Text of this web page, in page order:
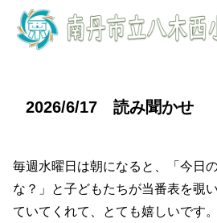
2026/6/17 読み聞かせ
毎週水曜日は朝になると、「今日
な？」と子どもたちが当番表を覗
ていてくれて、とても嬉しいです